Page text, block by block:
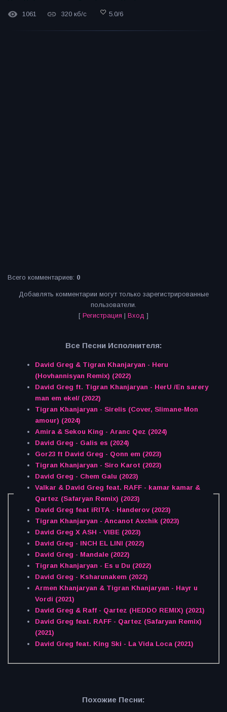
1061 320 кб/с 5.0/6
Всего комментариев: 0
Добавлять комментарии могут только зарегистрированные
пользователи.
[ Регистрация | Вход ]
Все Песни Исполнителя:
David Greg & Tigran Khanjaryan - Heru
(Hovhannisyan Remix) (2022)
David Greg ft. Tigran Khanjaryan - HerU /En sarery
man em ekel/ (2022)
Tigran Khanjaryan - Sirelis (Cover, Slimane-Mon
amour) (2024)
Amira & Sekou King - Aranc Qez (2024)
David Greg - Galis es (2024)
Gor23 ft David Greg - Qonn em (2023)
Tigran Khanjaryan - Siro Karot (2023)
David Greg - Chem Galu (2023)
Valkar & David Greg feat. RAFF - kamar kamar &
Qartez (Safaryan Remix) (2023)
David Greg feat iRITA - Handerov (2023)
Tigran Khanjaryan - Ancanot Axchik (2023)
David Greg X ASH - VIBE (2023)
David Greg - INCH EL LINI (2022)
David Greg - Mandale (2022)
Tigran Khanjaryan - Es u Du (2022)
David Greg - Ksharunakem (2022)
Armen Khanjaryan & Tigran Khanjaryan - Hayr u
Vordi (2021)
David Greg & Raff - Qartez (HEDDO REMIX) (2021)
David Greg feat. RAFF - Qartez (Safaryan Remix)
(2021)
David Greg feat. King Ski - La Vida Loca (2021)
Похожие Песни: